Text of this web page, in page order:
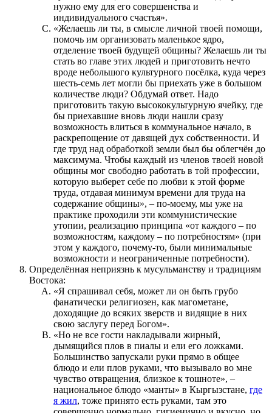
нужно ему для его совершенства и
индивидуального счастья».
«Желаешь ли ты, в смысле личной твоей помощи,
помочь им организовать маленькое ядро,
отделение твоей будущей общины? Желаешь ли ты
стать во главе этих людей и приготовить нечто
вроде небольшого культурного посёлка, куда через
шесть-семь лет могли бы приехать уже в большом
количестве люди? Обдумай ответ. Надо
приготовить такую высококультурную ячейку, где
бы приехавшие вновь люди нашли сразу
возможность влиться в коммунальное начало, в
раскрепощение от давящей дух собственности. И
где труд над обработкой земли был бы облегчён до
максимума. Чтобы каждый из членов твоей новой
общины мог свободно работать в той профессии,
которую выберет себе по любви к этой форме
труда, отдавая минимум времени для труда на
содержание общины», – по-моему, мы уже на
практике проходили эти коммунистические
утопии, реализацию принципа «от каждого – по
возможностям, каждому – по потребностям» (при
этом у каждого, почему-то, были минимальные
возможности и неограниченные потребности).
Определённая неприязнь к мусульманству и традициям
Востока:
«Я спрашивал себя, может ли он быть грубо
фанатически религиозен, как магометане,
доходящие до всяких зверств и видящие в них
свою заслугу перед Богом».
«Но не все гости накладывали жирный,
дымящийся плов в пиалы и ели его ложками.
Большинство запускали руки прямо в общее
блюдо и ели плов руками, что вызывало во мне
чувство отвращения, близкое к тошноте», –
национальное блюдо «манты» в Кыргызстане, где
я жил, тоже принято есть руками, там это